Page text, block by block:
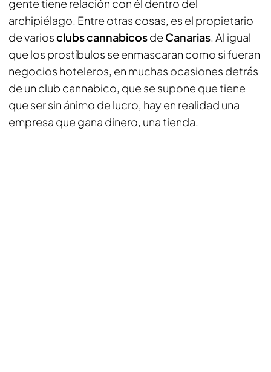
gente tiene relación con él dentro del
archipiélago. Entre otras cosas, es el propietario
de variosclubs cannabicosde Canarias. Al igual
que los prostíbulos se enmascaran como si fueran
negocios hoteleros, en muchas ocasiones detrás
de un club cannabico, que se supone que tiene
que ser sin ánimo de lucro, hay en realidad una
empresa que gana dinero, una tienda.